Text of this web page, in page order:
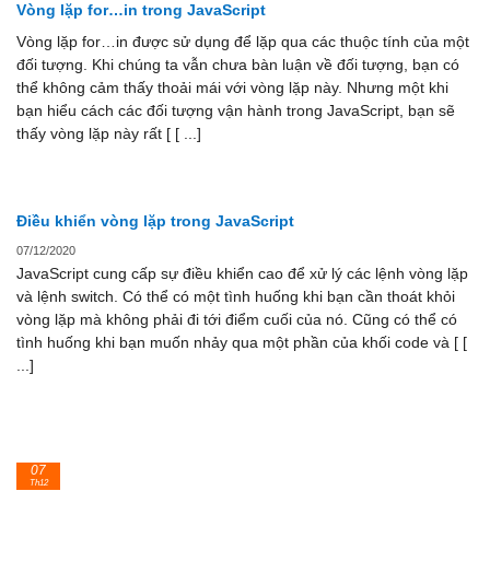
Vòng lặp for…in trong JavaScript
Vòng lặp for…in được sử dụng để lặp qua các thuộc tính của một
đối tượng. Khi chúng ta vẫn chưa bàn luận về đối tượng, bạn có
thể không cảm thấy thoải mái với vòng lặp này. Nhưng một khi
bạn hiểu cách các đối tượng vận hành trong JavaScript, bạn sẽ
thấy vòng lặp này rất [ [ ...]
Điều khiển vòng lặp trong JavaScript
07/12/2020
JavaScript cung cấp sự điều khiển cao để xử lý các lệnh vòng lặp
và lệnh switch. Có thể có một tình huống khi bạn cần thoát khỏi
vòng lặp mà không phải đi tới điểm cuối của nó. Cũng có thể có
tình huống khi bạn muốn nhảy qua một phần của khối code và [ [
...]
07
Th12